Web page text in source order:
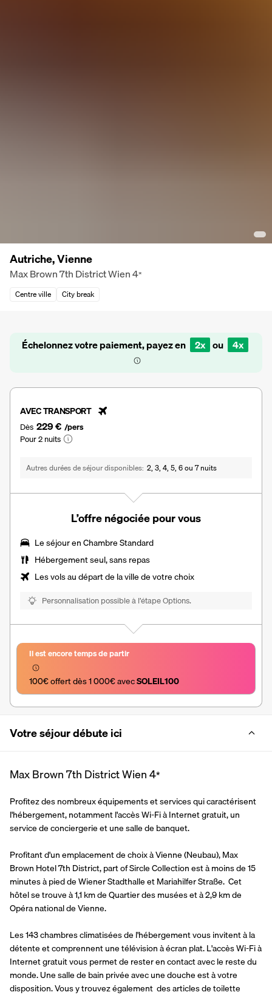
Autriche, Vienne
Max Brown 7th District Wien4*
Centre ville City break
Échelonnez votre paiement, payez en 2x ou 4x
AVEC TRANSPORT
Dès 229 € /pers
Pour 2 nuits
Autres durées de séjour disponibles 2, 3, 4, 5, 6 ou 7 nuits
L’offre négociée pour vous
Le séjour en Chambre Standard
Hébergement seul, sans repas
Les vols au départ de la ville de votre choix
Personnalisation possible à l’étape Options.
Il est encore temps de partir
100€ offert dès 1 000€ avec SOLEIL100
Votre séjour débute ici
Max Brown 7th District Wien4*
Profitez des nombreux équipements et services qui caractérisent
l'hébergement, notamment l'accès Wi-Fi à Internet gratuit, un
service de conciergerie et une salle de banquet.
Profitant d'un emplacement de choix à Vienne (Neubau), Max
Brown Hotel 7th District, part of Sircle Collection est à moins de 15
minutes à pied de Wiener Stadthalle et Mariahilfer Straße.  Cet
hôtel se trouve à 1,1 km de Quartier des musées et à 2,9 km de
Opéra national de Vienne.
Les 143 chambres climatisées de l'hébergement vous invitent à la
détente et comprennent une télévision à écran plat. L'accès Wi-Fi à
Internet gratuit vous permet de rester en contact avec le reste du
monde. Une salle de bain privée avec une douche est à votre
disposition. Vous y trouvez également  des articles de toilette